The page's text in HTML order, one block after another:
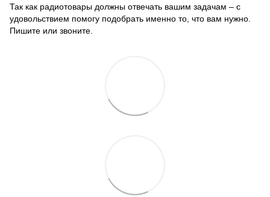
Так как радиотовары должны отвечать вашим задачам – с
удовольствием помогу подобрать именно то, что вам нужно.
Пишите или звоните.